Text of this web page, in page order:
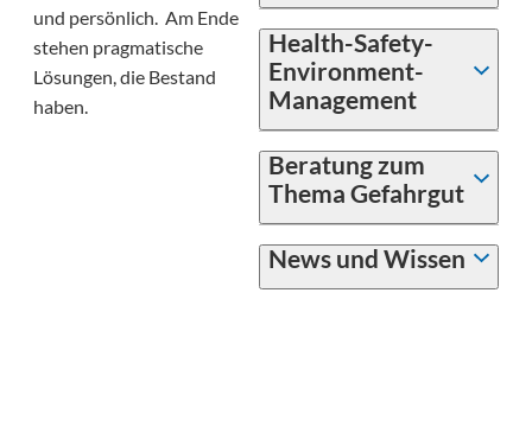
und persönlich. Am Ende
stehen pragmatische
Lösungen, die Bestand
haben.
Health-Safety-
Environment-
Management
Beratung zum
Thema Gefahrgut
News und Wissen